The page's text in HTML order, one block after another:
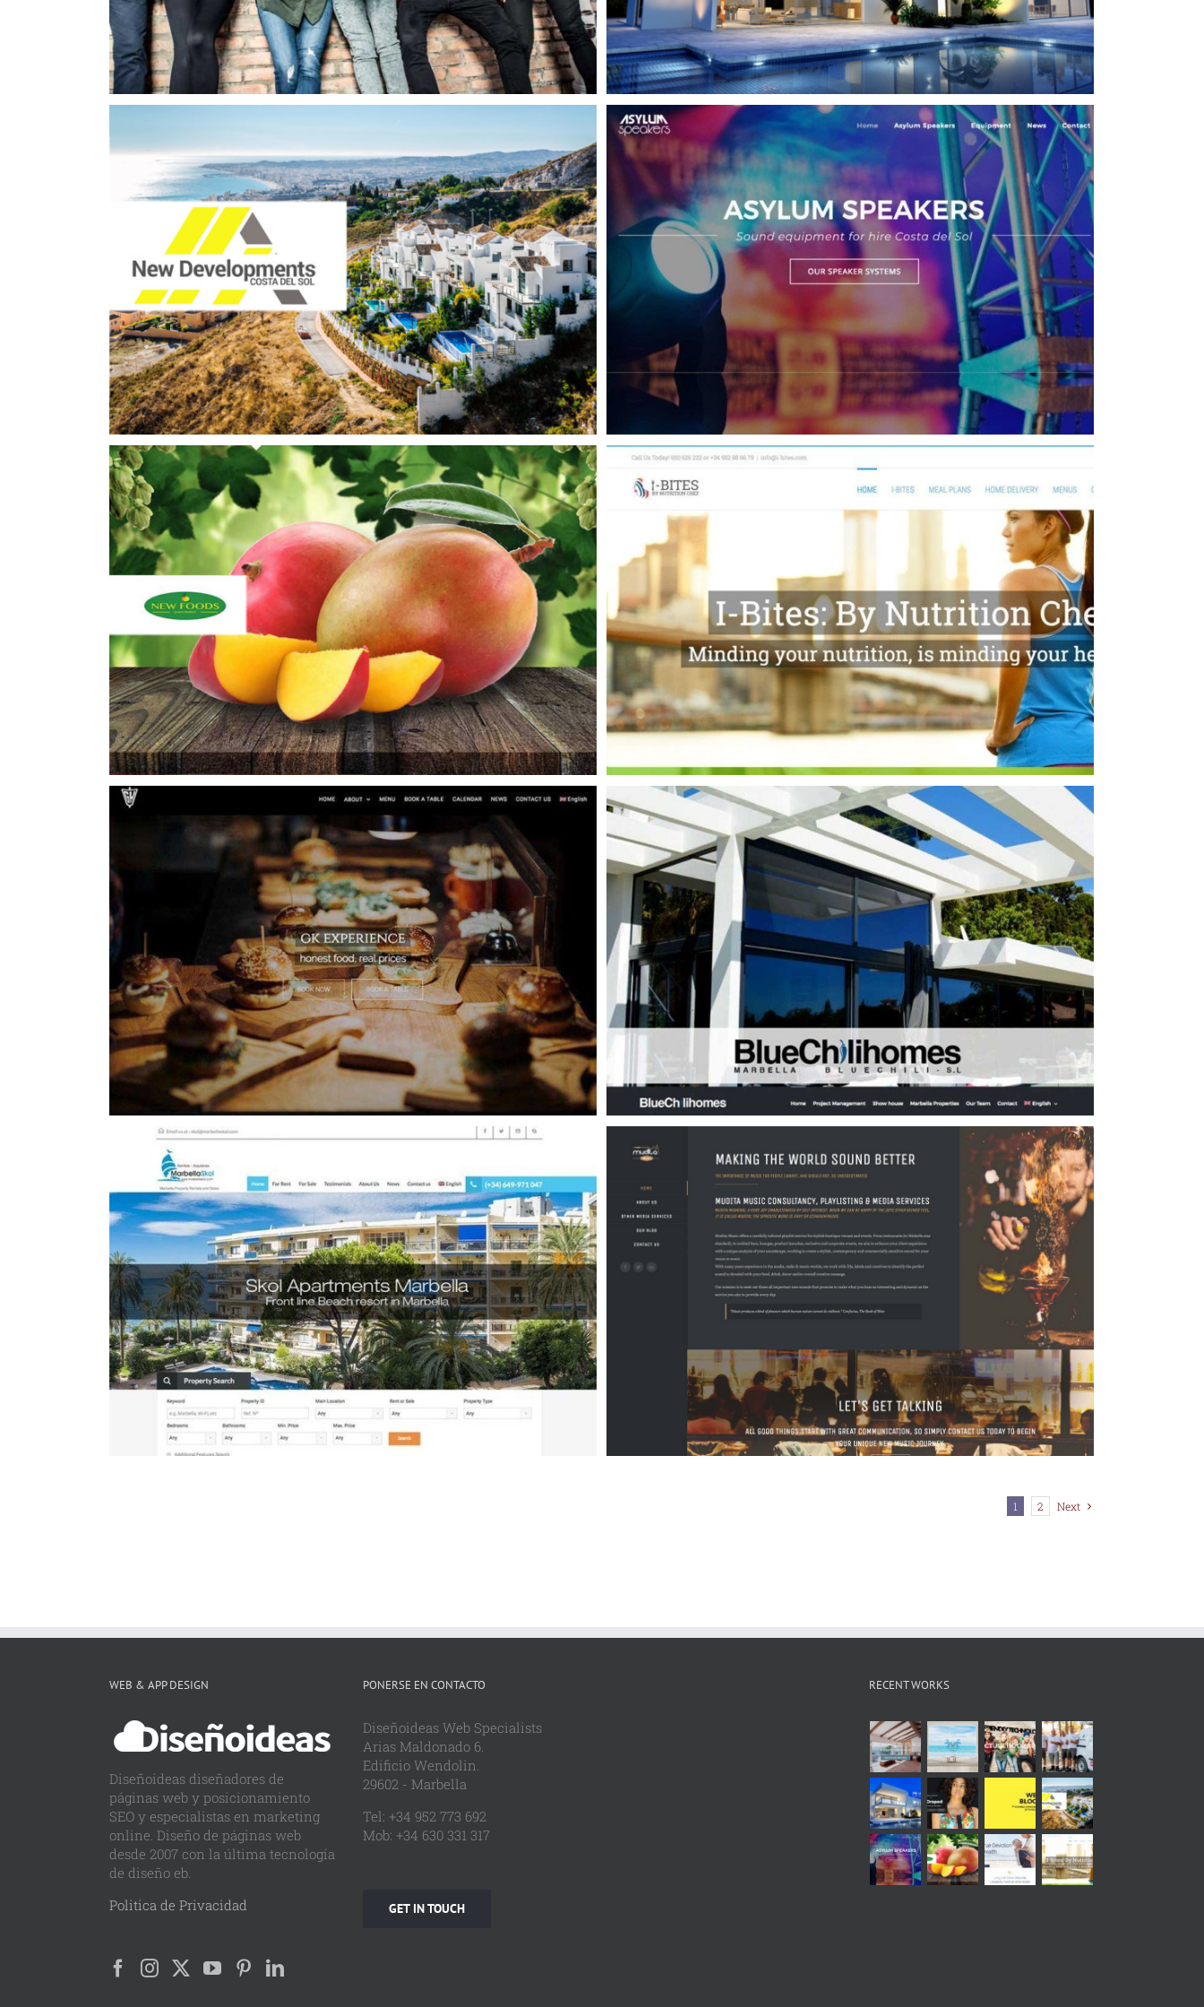
Asylum Speakers Marbella
ecommerce Mobile Design Music Website Responsive Web Design
I-Bites Healthy Restaurant Marbella
ecommerce Mobile Design Restaurant Design
Blue Chili Homes Real Estate
Inmobiliaria Mobile Design Real Estate
Mudita Music – Web Design
Mobile Design Responsive Web Design
1 2 Next
WEB & APP DESIGN
Diseñoideas diseñadores de
páginas web y posicionamiento
SEO y especialistas en marketing
online. Diseño de páginas web
desde 2007 con la última tecnología
de diseño eb.
Politica de Privacidad
PONERSE EN CONTACTO
Diseñoideas Web Specialists
Arias Maldonado 6.
Edificio Wendolin.
29602 - Marbella
Tel: +34 952 773 692
Mob: +34 630 331 317
GET IN TOUCH
RECENT WORKS